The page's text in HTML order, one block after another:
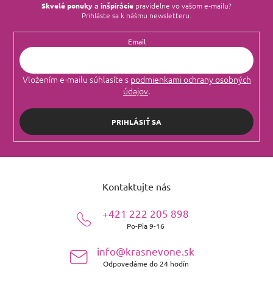
Skvelé ponuky a inšpirácie pravidelne vo vašom e‑mailu?
Prihláste sa k nášmu newsletteru.
Email
Vložením e-mailu súhlasíte s podmienkami ochrany osobných
údajov.
PRIHLÁSIŤ SA
Kontaktujte nás
+421 222 205 898
Po-Pia 9-16
info@krasnevone.sk
Odpovedáme do 24 hodín